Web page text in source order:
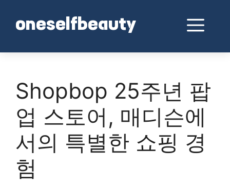
contentoneselfbeauty
Shopbop 25주년 팝
업 스토어, 매디슨에
서의 특별한 쇼핑 경
험